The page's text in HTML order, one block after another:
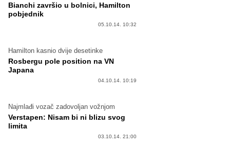
Bianchi završio u bolnici, Hamilton
pobjednik
05.10.14. 10:32
Hamilton kasnio dvije desetinke
Rosbergu pole position na VN
Japana
04.10.14. 10:19
Najmlađi vozač zadovoljan vožnjom
Verstapen: Nisam bi ni blizu svog
limita
03.10.14. 21:00